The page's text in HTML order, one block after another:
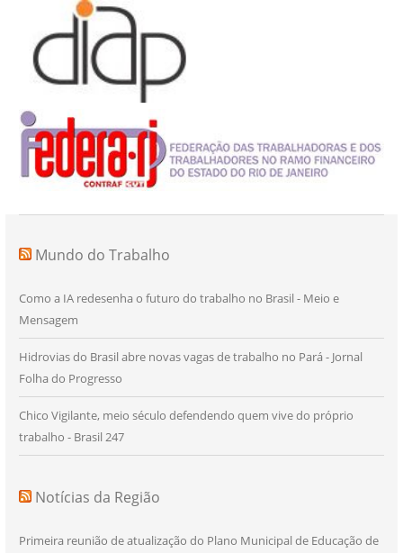
Mundo do Trabalho
Como a IA redesenha o futuro do trabalho no Brasil - Meio e
Mensagem
Hidrovias do Brasil abre novas vagas de trabalho no Pará - Jornal
Folha do Progresso
Chico Vigilante, meio século defendendo quem vive do próprio
trabalho - Brasil 247
Notícias da Região
Primeira reunião de atualização do Plano Municipal de Educação de